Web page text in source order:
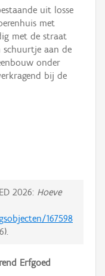
uit losse
met
met de straat
schuurtje aan de
onder
bij de
2026: Hoeve
167598
).
Erfgoed